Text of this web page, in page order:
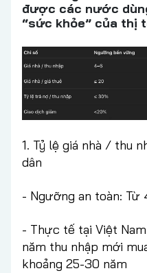
được các nước
“sức khỏe” của thị
1. Tỷ lệ giá nhà / thu
dân
- Ngưỡng an toàn: Từ
- Thực tế tại Việt
năm thu nhập mới
khoảng 25-30 năm